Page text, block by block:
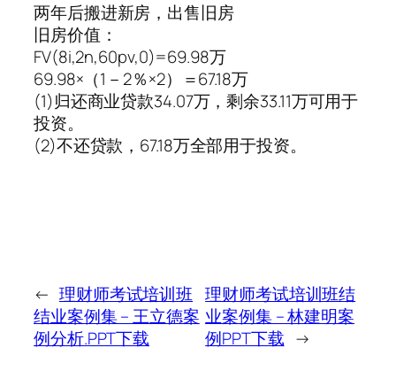
两年后搬进新房，出售旧房
旧房价值：
FV(8i,2n,60pv,0)=69.98万
69.98×（1－2％×2）＝67.18万
(1)归还商业贷款34.07万，剩余33.11万可用于
投资。
(2)不还贷款，67.18万全部用于投资。
← 理财师考试培训班
结业案例集 – 王立德案
例分析.PPT下载
理财师考试培训班结
业案例集 – 林建明案
例PPT下载 →